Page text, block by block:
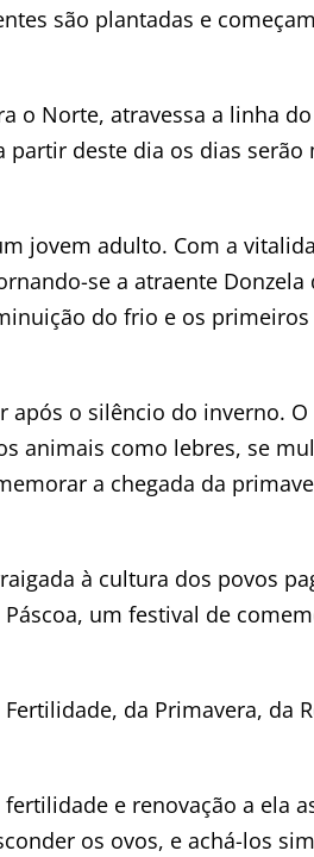
são plantadas e
o Norte, atravessa a linha
deste dia os dias serão
jovem adulto. Com a
se a atraente Donzela
do frio e os
após o silêncio do inverno. O
animais como lebres, se
a chegada da
à cultura dos povos
um festival de
da Primavera, da
e renovação a ela
os ovos, e achá-los